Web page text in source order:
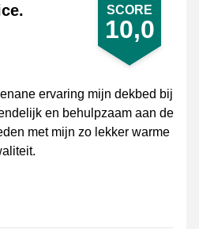
SCORE
10,0
ervaring mijn dekbed bij
en behulpzaam aan de
met mijn zo lekker warme